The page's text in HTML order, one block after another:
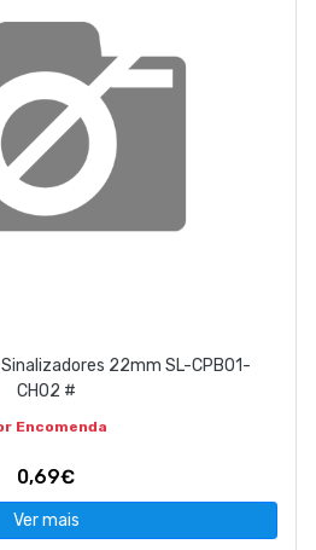
22mm SL-CPB01-
CH02 #
Encomenda
0,69€
Ver mais